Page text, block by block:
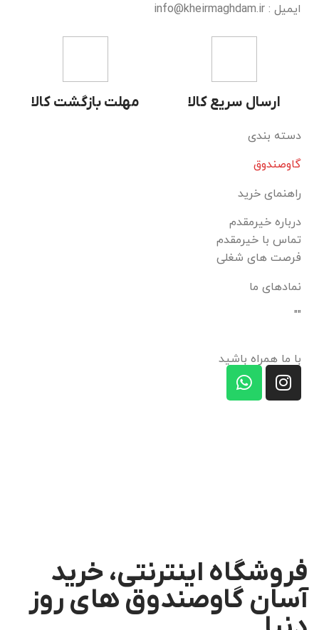
ایمیل : info@kheirmaghdam.ir
ارسال سریع کالا مهلت بازگشت کالا
دسته بندی
گاوصندوق
راهنمای خرید
درباره خیرمقدم
تماس با خیرمقدم
فرصت های شغلی
نمادهای ما
"
"
با ما همراه باشید
فروشگاه اینترنتی، خرید
آسان گاوصندوق های روز